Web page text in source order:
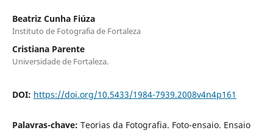
Beatriz Cunha Fiúza
Instituto de Fotografia de Fortaleza
Cristiana Parente
Universidade de Fortaleza.
DOI: https://doi.org/10.5433/1984-7939.2008v4n4p161
Palavras-chave: Teorias da Fotografia. Foto-ensaio. Ensaio